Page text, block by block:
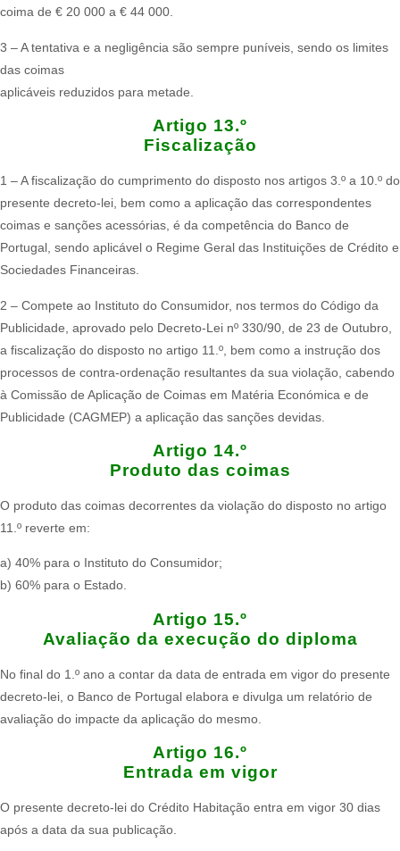
coima de € 20 000 a € 44 000.
3 – A tentativa e a negligência são sempre puníveis, sendo os limites
das coimas
aplicáveis reduzidos para metade.
Artigo 13.º
Fiscalização
1 – A fiscalização do cumprimento do disposto nos artigos 3.º a 10.º do
presente decreto-lei, bem como a aplicação das correspondentes
coimas e sanções acessórias, é da competência do Banco de
Portugal, sendo aplicável o Regime Geral das Instituições de Crédito e
Sociedades Financeiras.
2 – Compete ao Instituto do Consumidor, nos termos do Código da
Publicidade, aprovado pelo Decreto-Lei nº 330/90, de 23 de Outubro,
a fiscalização do disposto no artigo 11.º, bem como a instrução dos
processos de contra-ordenação resultantes da sua violação, cabendo
à Comissão de Aplicação de Coimas em Matéria Económica e de
Publicidade (CAGMEP) a aplicação das sanções devidas.
Artigo 14.º
Produto das coimas
O produto das coimas decorrentes da violação do disposto no artigo
11.º reverte em:​
a) 40% para o Instituto do Consumidor;
b) 60% para o Estado.
Artigo 15.º
Avaliação da execução do diploma
No final do 1.º ano a contar da data de entrada em vigor do presente
decreto-lei, o Banco de Portugal elabora e divulga um relatório de
avaliação do impacte da aplicação do mesmo.​
Artigo 16.º
Entrada em vigor
O presente decreto-lei do Crédito Habitação entra em vigor 30 dias
após a data da sua publicação.